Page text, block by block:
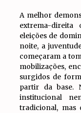
A melhor
extrema-direita
eleições de
noite, a
começaram a
mobilizações,
surgidos de
partir da base.
institucional
tradicional, mas